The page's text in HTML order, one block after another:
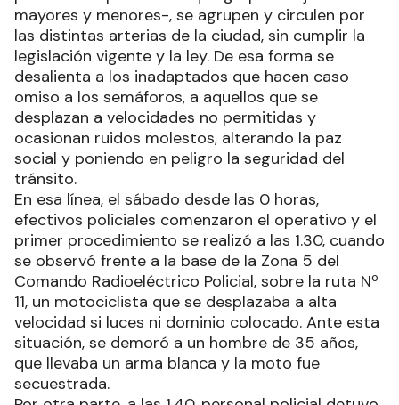
mayores y menores-, se agrupen y circulen por
las distintas arterias de la ciudad, sin cumplir la
legislación vigente y la ley. De esa forma se
desalienta a los inadaptados que hacen caso
omiso a los semáforos, a aquellos que se
desplazan a velocidades no permitidas y
ocasionan ruidos molestos, alterando la paz
social y poniendo en peligro la seguridad del
tránsito.
En esa línea, el sábado desde las 0 horas,
efectivos policiales comenzaron el operativo y el
primer procedimiento se realizó a las 1.30, cuando
se observó frente a la base de la Zona 5 del
Comando Radioeléctrico Policial, sobre la ruta Nº
11, un motociclista que se desplazaba a alta
velocidad si luces ni dominio colocado. Ante esta
situación, se demoró a un hombre de 35 años,
que llevaba un arma blanca y la moto fue
secuestrada.